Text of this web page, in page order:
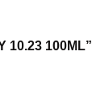
10.23 100ML”